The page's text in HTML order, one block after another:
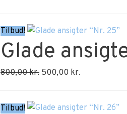
800,00 kr..
500,00 kr..
Tilbud!
Glade
800,00kr. Den
pris
500,00 kr.
pris
Tilbud!